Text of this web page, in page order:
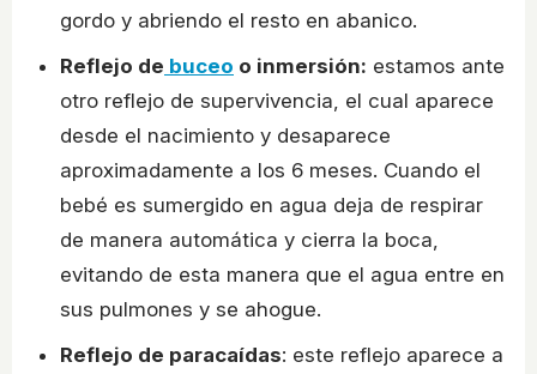
gordo y abriendo el resto en abanico.
Reflejo de buceo o inmersión: estamos ante
otro reflejo de supervivencia, el cual aparece
desde el nacimiento y desaparece
aproximadamente a los 6 meses. Cuando el
bebé es sumergido en agua deja de respirar
de manera automática y cierra la boca,
evitando de esta manera que el agua entre en
sus pulmones y se ahogue.
Reflejo de paracaídas: este reflejo aparece a